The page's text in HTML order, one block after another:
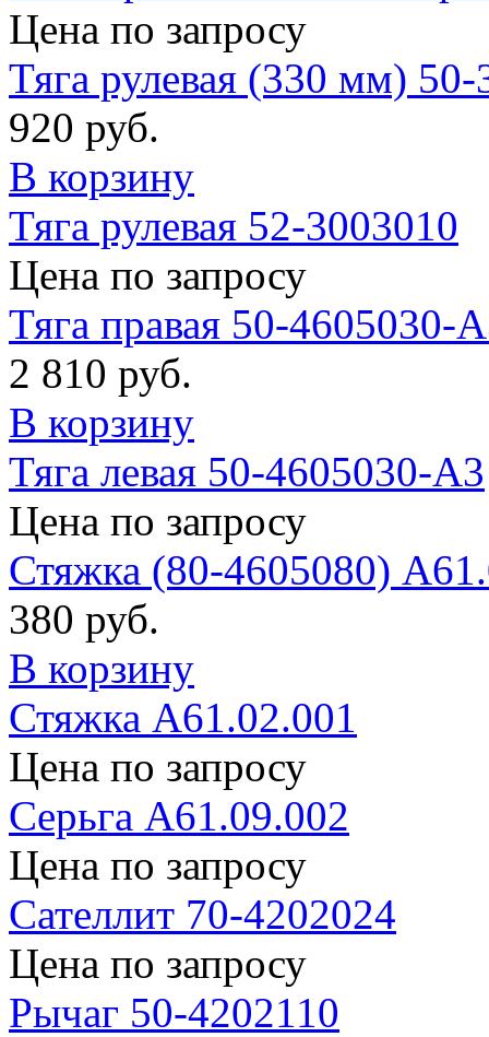
Цена по запросу
Тяга рулевая (330 мм)
920 руб.
В корзину
Тяга рулевая 52-3003010
Цена по запросу
Тяга правая 50-4605030-
2 810 руб.
В корзину
Тяга левая 50-4605030-А3
Цена по запросу
Стяжка (80-4605080)
380 руб.
В корзину
Стяжка А61.02.001
Цена по запросу
Серьга А61.09.002
Цена по запросу
Сателлит 70-4202024
Цена по запросу
Рычаг 50-4202110